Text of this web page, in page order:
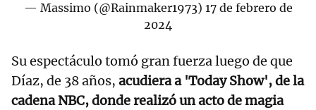
— Massimo (@Rainmaker1973) 17 de febrero de
2024
Su espectáculo tomó gran fuerza luego de que
Díaz, de 38 años, acudiera a 'Today Show', de la
cadena NBC, donde realizó un acto de magia